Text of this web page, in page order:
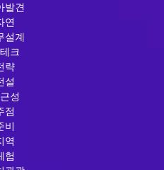
발견
연
설계
크
략
설
성
점
비
역
험